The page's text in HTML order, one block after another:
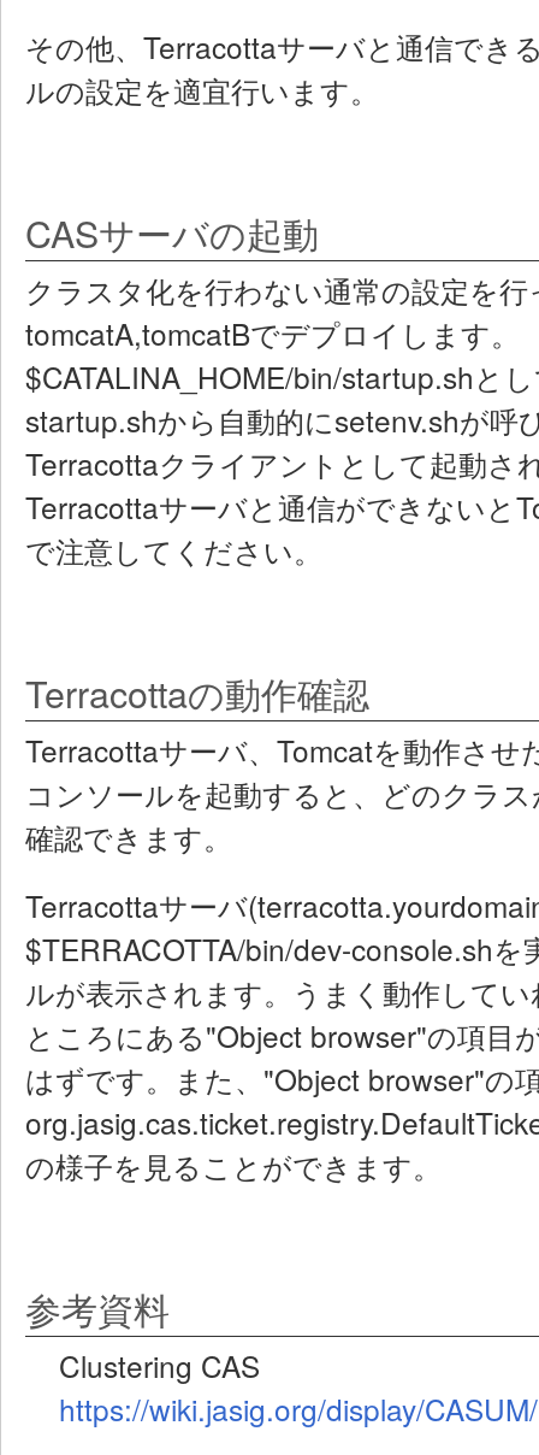
その他、Terracottaサーバと通信でき
ルの設定を適宜行います。
CASサーバの起動
クラスタ化を行わない通常の設定を
tomcatA,tomcatBでデプロイします。
$CATALINA_HOME/bin/startup.shと
startup.shから自動的にsetenv.shが呼
Terracottaクライアントとして起動さ
Terracottaサーバと通信ができないと
で注意してください。
Terracottaの動作確認
Terracottaサーバ、Tomcatを動作させ
コンソールを起動すると、どのクラ
確認できます。
Terracottaサーバ
$TERRACOTTA/bin/dev-console.sh
ルが表示されます。うまく動作して
ところにある"Object browser"の項目
はずです。また、"Object browser"の
の様子を見ることができます。
参考資料
Clustering CAS
https://wiki.jasig.org/display/